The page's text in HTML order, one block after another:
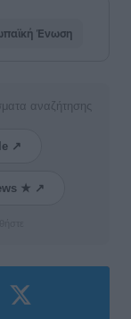
Ένωση
αναζήτησης
↗
★ ↗